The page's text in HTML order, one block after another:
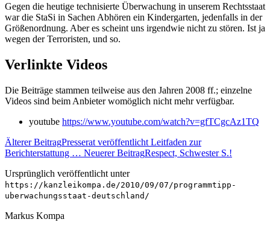
Gegen die heutige technisierte Überwachung in unserem Rechtsstaat
war die StaSi in Sachen Abhören ein Kindergarten, jedenfalls in der
Größenordnung. Aber es scheint uns irgendwie nicht zu stören. Ist ja
wegen der Terroristen, und so.
Verlinkte Videos
Die Beiträge stammen teilweise aus den Jahren 2008 ff.; einzelne
Videos sind beim Anbieter womöglich nicht mehr verfügbar.
youtube https://www.youtube.com/watch?v=gfTCgcAz1TQ
Älterer BeitragPresserat veröffentlicht Leitfaden zur
Berichterstattung … Neuerer BeitragRespect, Schwester S.!
Ursprünglich veröffentlicht unter
https://kanzleikompa.de/2010/09/07/programmtipp-
uberwachungsstaat-deutschland/
Markus Kompa